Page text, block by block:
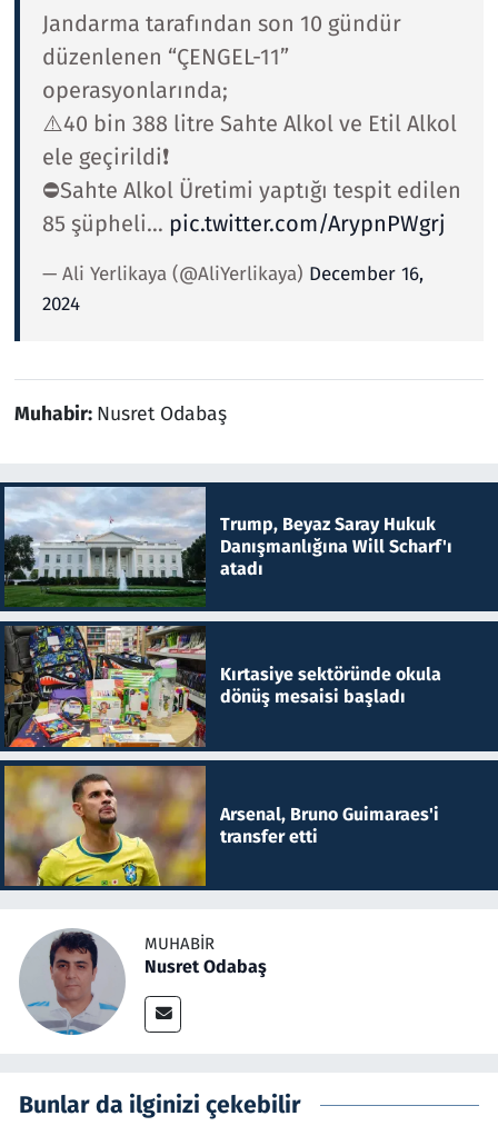
Jandarma tarafından son 10 gündür
düzenlenen “ÇENGEL-11”
operasyonlarında;
⚠️40 bin 388 litre Sahte Alkol ve Etil Alkol
ele geçirildi❗️
⛔️Sahte Alkol Üretimi yaptığı tespit edilen
85 şüpheli… pic.twitter.com/ArypnPWgrj
— Ali Yerlikaya (@AliYerlikaya) December 16,
2024
Muhabir: Nusret Odabaş
Trump, Beyaz Saray Hukuk
Danışmanlığına Will Scharf'ı
atadı
Kırtasiye sektöründe okula
dönüş mesaisi başladı
Arsenal, Bruno Guimaraes'i
transfer etti
MUHABIR
Nusret Odabaş
Bunlar da ilginizi çekebilir